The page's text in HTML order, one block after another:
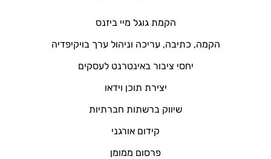
הקמת גוגל מיי ביזנס
הקמה, כתיבה, עריכה וניהול ערך בויקיפדיה
יחסי ציבור באינטרנט לעסקים
יצירת תוכן וידאו
שיווק ברשתות חברתיות
קידום אורגני
פרסום ממומן